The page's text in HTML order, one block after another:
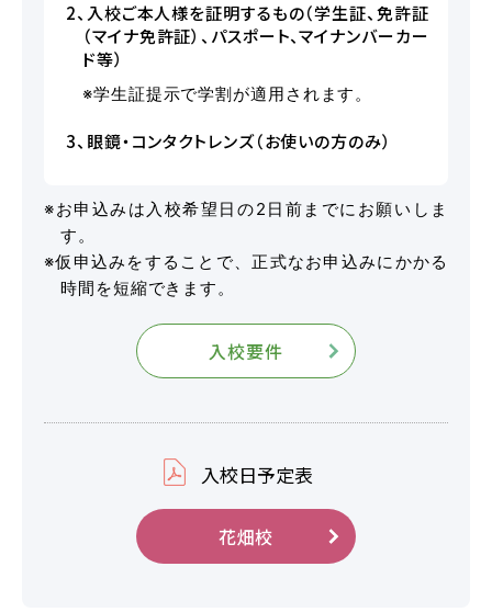
マイマイスクール花畑
花畑校ブログ
福岡大学前営業所（入校申込受付）
福岡大学前営業所ブログ
選ばれる理由
特別な支援が必要な方
よくあるご質問
2、入校ご本人様を証明するもの（学生証、免許証
（マイナ免許証）、パスポート、マイナンバーカー
ド等）
※学生証提示で学割が適用されます。
3、眼鏡・コンタクトレンズ（お使いの方のみ）
※お申込みは入校希望日の2日前までにお願いしま
す。
※仮申込みをすることで、正式なお申込みにかかる
時間を短縮できます。
入校要件
入校日予定表
花畑校